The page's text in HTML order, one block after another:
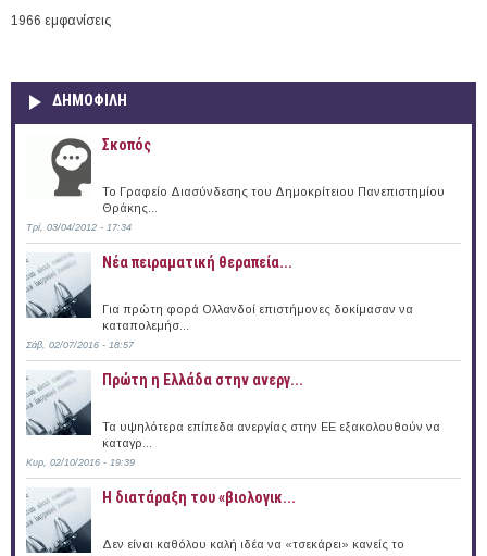
1966 εμφανίσεις
ΔΗΜΟΦΙΛΗ
Σκοπός
Το Γραφείο Διασύνδεσης του Δημοκρίτειου Πανεπιστημίου
Θράκης...
Τρί, 03/04/2012 - 17:34
Νέα πειραματική θεραπεία...
Για πρώτη φορά Ολλανδοί επιστήμονες δοκίμασαν να
καταπολεμήσ...
Σάβ, 02/07/2016 - 18:57
Πρώτη η Ελλάδα στην ανεργ...
Τα υψηλότερα επίπεδα ανεργίας στην ΕΕ εξακολουθούν να
καταγρ...
Κυρ, 02/10/2016 - 19:39
Η διατάραξη του «βιολογικ...
Δεν είναι καθόλου καλή ιδέα να «τσεκάρει» κανείς το